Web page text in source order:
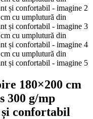
180×200 cm
300 g/mp
confortabil